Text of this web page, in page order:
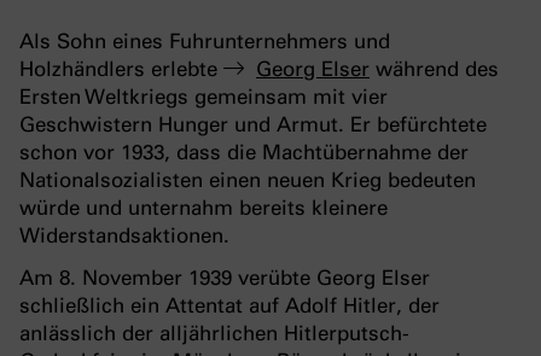
Als Sohn eines Fuhrunternehmers und
Holzhändlers erlebte
Georg Elser während des
Ersten Weltkriegs gemeinsam mit vier
Geschwistern Hunger und Armut. Er befürchtete
schon vor 1933, dass die Machtübernahme der
Nationalsozialisten einen neuen Krieg bedeuten
würde und unternahm bereits kleinere
Widerstandsaktionen.
Am 8. November 1939 verübte Georg Elser
schließlich ein Attentat auf Adolf Hitler, der
anlässlich der alljährlichen Hitlerputsch-